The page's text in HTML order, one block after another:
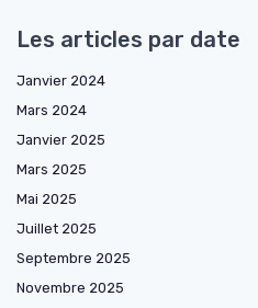
Les articles par date
Janvier 2024
Mars 2024
Janvier 2025
Mars 2025
Mai 2025
Juillet 2025
Septembre 2025
Novembre 2025